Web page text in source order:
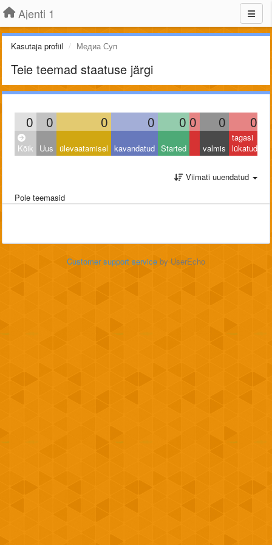
Ajenti 1
Kasutaja profiil Медиа Суп
Teie teemad staatuse järgi
0 0 0 0 0 0 0 0
Kõik Uus ülevaatamisel kavandatud Started valmis
tagasi
lükatud
Viimati uuendatud
Pole teemasid
Customer support service by UserEcho